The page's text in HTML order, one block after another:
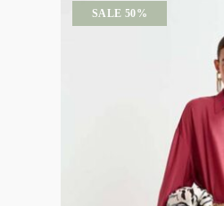
SALE 50%